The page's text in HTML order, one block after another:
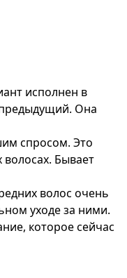
исполнен в
Она
спросом. Это
Бывает
волос очень
уходе за ними.
которое сейчас